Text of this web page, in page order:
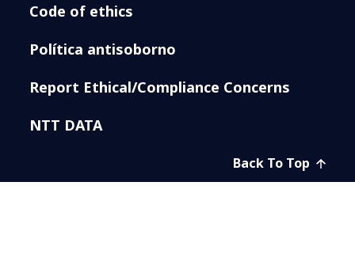
Code of ethics
Política antisoborno
Report Ethical/Compliance Concerns
NTT DATA
Back To Top